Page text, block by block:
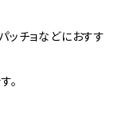
ッチョなどにおすす
。